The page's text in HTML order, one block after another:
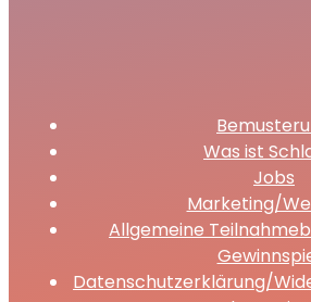
Was ist
Jobs
Marketing/
Allgemeine
Datenschutzerklärung/